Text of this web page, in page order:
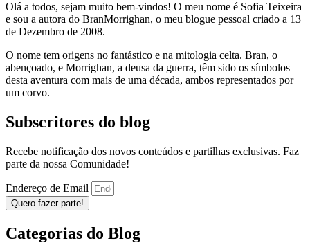
Olá a todos, sejam muito bem-vindos! O meu nome é Sofia Teixeira
e sou a autora do BranMorrighan, o meu blogue pessoal criado a 13
de Dezembro de 2008.
O nome tem origens no fantástico e na mitologia celta. Bran, o
abençoado, e Morrighan, a deusa da guerra, têm sido os símbolos
desta aventura com mais de uma década, ambos representados por
um corvo.
Subscritores do blog
Recebe notificação dos novos conteúdos e partilhas exclusivas. Faz
parte da nossa Comunidade!
Endereço de Email
Quero fazer parte!
Categorias do Blog